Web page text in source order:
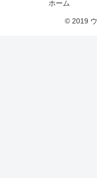
ホーム
© 2019